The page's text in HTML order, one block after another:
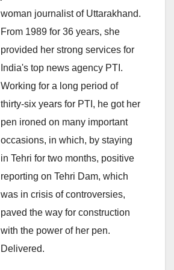
woman journalist of Uttarakhand.
From 1989 for 36 years, she
provided her strong services for
India's top news agency PTI.
Working for a long period of
thirty-six years for PTI, he got her
pen ironed on many important
occasions, in which, by staying
in Tehri for two months, positive
reporting on Tehri Dam, which
was in crisis of controversies,
paved the way for construction
with the power of her pen.
Delivered.